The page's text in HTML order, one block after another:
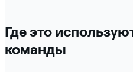
Где это
команды